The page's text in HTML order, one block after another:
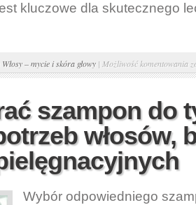
kluczowe dla skutecznego
Włosy – mycie i skóra głowy | Możliwość komentowania
szampon do
włosów,
Wybór odpowiedniego